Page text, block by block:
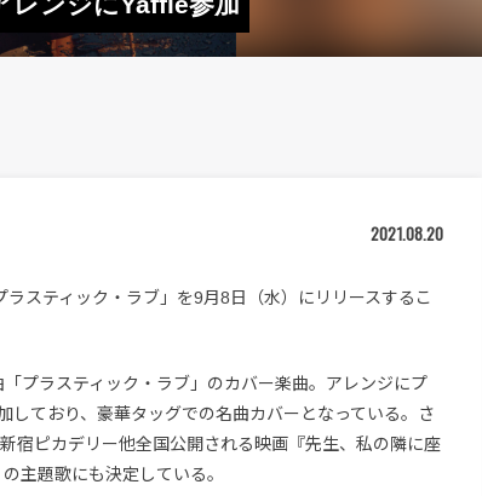
2021.08.20
スティック・ラブ」を9月8日（水）にリリースするこ
プラスティック・ラブ」のカバー楽曲。アレンジにプ
しており、豪華タッグでの名曲カバーとなっている。さ
宿ピカデリー他全国公開される映画『先生、私の隣に座
主題歌にも決定している。